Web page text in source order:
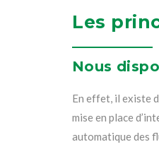
Les
Nous
En effet, il existe
mise en place
automatique des